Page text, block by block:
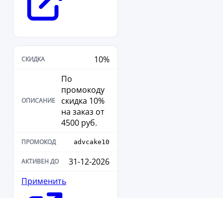
10%
По
промокоду
скидка 10%
на заказ от
4500 руб.
advcake10
31-12-2026
Применить